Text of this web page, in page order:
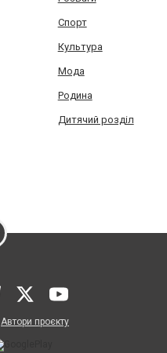
Спорт
Культура
Мода
Родина
Дитячий розділ
Автори проєкту